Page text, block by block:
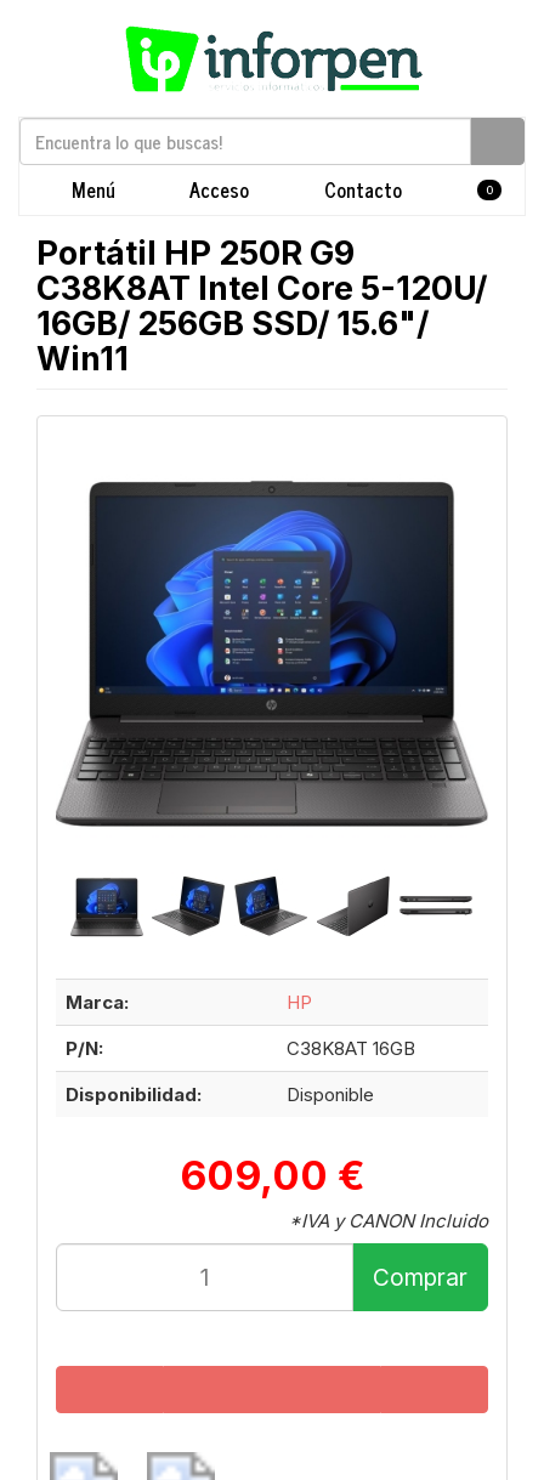
Menú Acceso Contacto 0
Portátil HP 250R G9
C38K8AT Intel Core 5-120U/
16GB/ 256GB SSD/ 15.6"/
Win11
Marca:
HP
P/N:
C38K8AT 16GB
Disponibilidad:
Disponible
609,00 €
*IVA y CANON Incluido
Comprar